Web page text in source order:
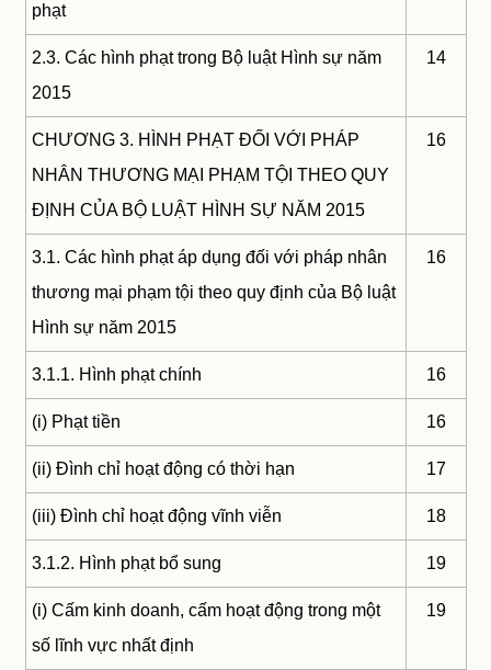
phạt
2.3. Các hình phạt trong Bộ luật Hình sự năm
2015
14
CHƯƠNG 3. HÌNH PHẠT ĐỐI VỚI PHÁP
NHÂN THƯƠNG MẠI PHẠM TỘI THEO QUY
ĐỊNH CỦA BỘ LUẬT HÌNH SỰ NĂM 2015
16
3.1. Các hình phạt áp dụng đối với pháp nhân
thương mại phạm tội theo quy định của Bộ luật
Hình sự năm 2015
16
3.1.1. Hình phạt chính 16
(i) Phạt tiền 16
(ii) Đình chỉ hoạt động có thời hạn 17
(iii) Đình chỉ hoạt động vĩnh viễn 18
3.1.2. Hình phạt bổ sung 19
(i) Cấm kinh doanh, cấm hoạt động trong một
số lĩnh vực nhất định
19